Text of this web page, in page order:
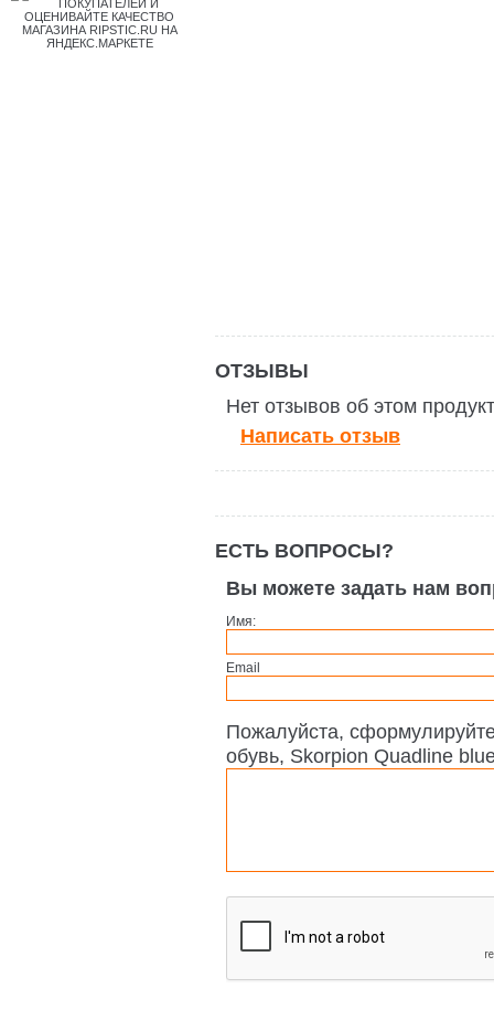
ОТЗЫВЫ
Нет отзывов об этом
Написать отзыв
ЕСТЬ ВОПРОСЫ?
Вы можете задать нам
Имя:
Email
Пожалуйста,
обувь, Skorpion Quadline